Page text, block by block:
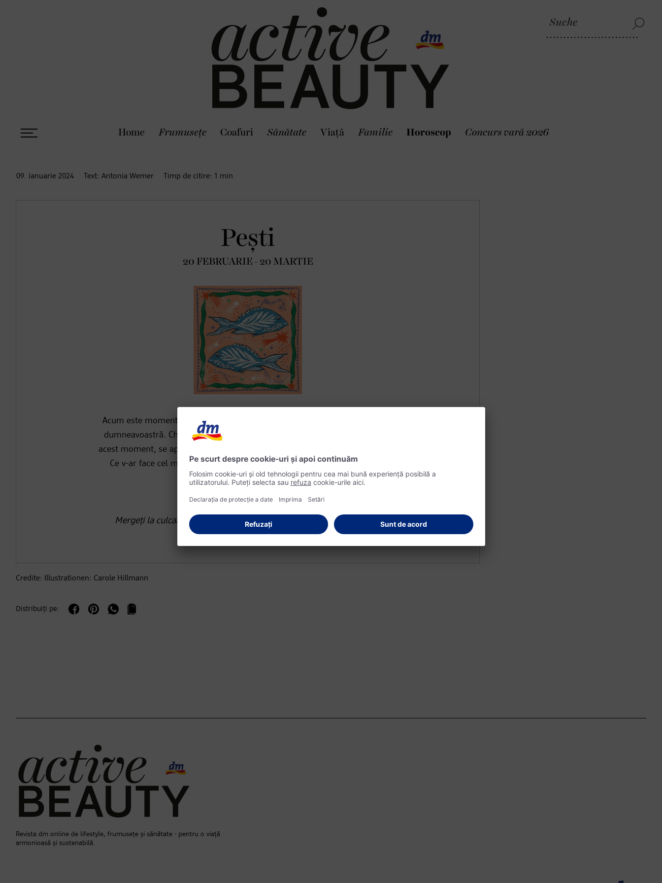
Home Frumusețe Coafuri Sănătate Viaţă Familie Horoscop Concurs vară 2026
09. ianuarie 2024 Text: Antonia Wemer Timp de citire: 1 min
20 FEBRUARIE - 20 MARTIE
Pești
Acum este momentul perfect pentru a avea grijă de bunăstarea și sănătatea
dumneavoastră. Chiar dacă locul de muncă, familia și prietenii vă solicită în
acest moment, se aplică următorul principiu: aveți grijă de voi înșivă mai întâi!
Ce v-ar face cel mai bine: plimbări în solitar, meditație și o bună igienă a
somnului.
Mergeți la culcare devreme și schimbați-vă telefonul mobil cu muzică
relaxantă.
Credite: Illustrationen: Carole Hillmann
Distribuiți pe:
Revista dm online de lifestyle, frumusețe și sănătate - pentru o viață
armonioasă și sustenabilă.